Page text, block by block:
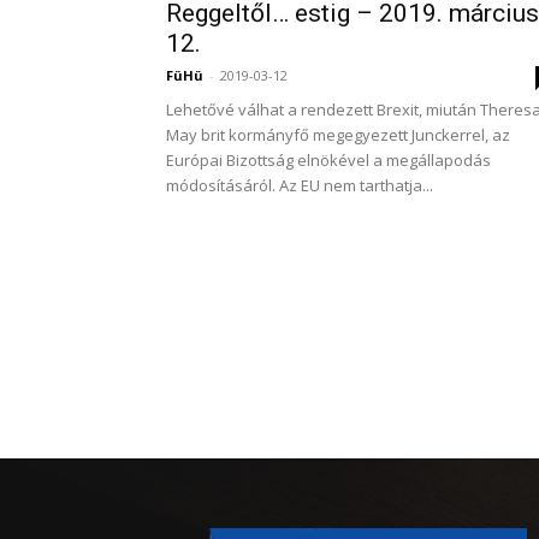
Reggeltől… estig – 2019. március
12.
FüHü - 2019-03-12
Lehetővé válhat a rendezett Brexit, miután
May brit kormányfő megegyezett Junckerrel, az
Európai Bizottság elnökével a megállapodás
módosításáról. Az EU nem tarthatja...